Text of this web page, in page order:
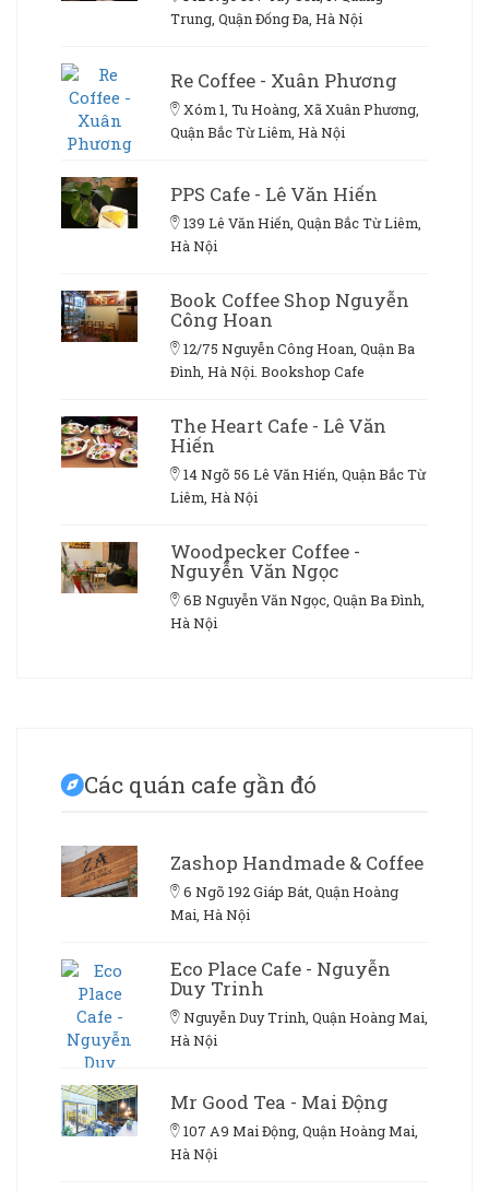
Trung, Quận Đống Đa, Hà Nội
Re Coffee - Xuân Phương
Xóm 1, Tu Hoàng, Xã Xuân Phương,
Quận Bắc Từ Liêm, Hà Nội
PPS Cafe - Lê Văn Hiến
139 Lê Văn Hiến, Quận Bắc Từ Liêm,
Hà Nội
Book Coffee Shop Nguyễn
Công Hoan
12/75 Nguyễn Công Hoan, Quận Ba
Đình, Hà Nội. Bookshop Cafe
The Heart Cafe - Lê Văn
Hiến
14 Ngõ 56 Lê Văn Hiến, Quận Bắc Từ
Liêm, Hà Nội
Woodpecker Coffee -
Nguyễn Văn Ngọc
6B Nguyễn Văn Ngọc, Quận Ba Đình,
Hà Nội
Các quán cafe gần đó
Zashop Handmade & Coffee
6 Ngõ 192 Giáp Bát, Quận Hoàng
Mai, Hà Nội
Eco Place Cafe - Nguyễn
Duy Trinh
Nguyễn Duy Trinh, Quận Hoàng Mai,
Hà Nội
Mr Good Tea - Mai Động
107 A9 Mai Động, Quận Hoàng Mai,
Hà Nội